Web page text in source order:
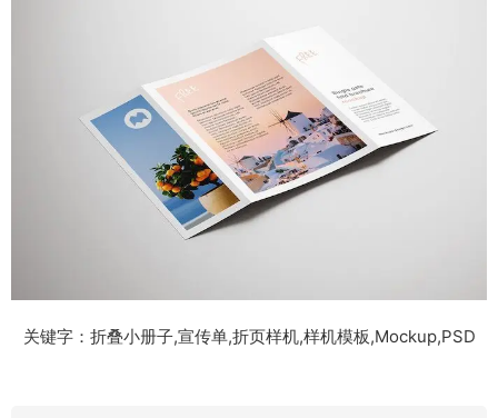
关键字：折叠小册子,宣传单,折页样机,样机模板,Mockup,PSD